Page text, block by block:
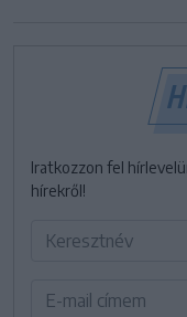
Iratkozzon fel
hírekről!